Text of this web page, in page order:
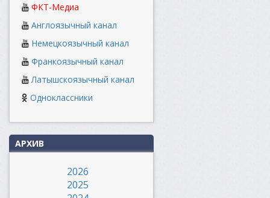
ФКТ-Медиа
Англоязычный канал
Немецкоязычный канал
Франкоязычный канал
Латышскоязычный канал
Одноклассники
АРХИВ
2026
2025